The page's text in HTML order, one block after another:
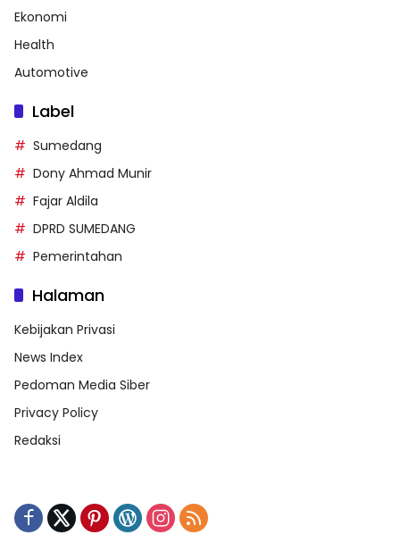
Ekonomi
Health
Automotive
Label
Sumedang
Dony Ahmad Munir
Fajar Aldila
DPRD SUMEDANG
Pemerintahan
Halaman
Kebijakan Privasi
News Index
Pedoman Media Siber
Privacy Policy
Redaksi